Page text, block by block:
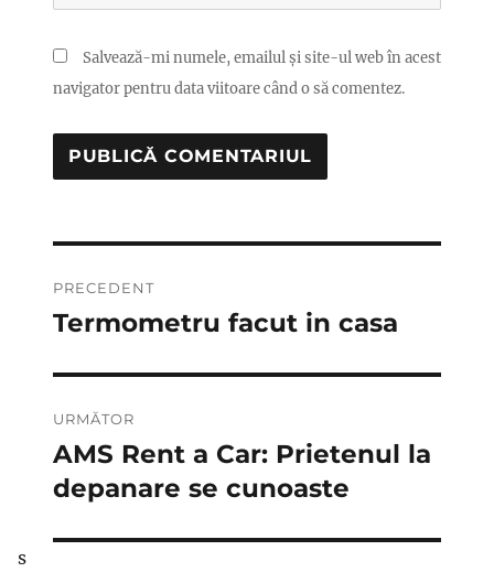
Salvează-mi numele, emailul și site-ul web în acest
navigator pentru data viitoare când o să comentez.
în
PRECEDENT
Articolul
Termometru facut in casa
URMĂTOR
Articolul
următor:
AMS Rent a Car: Prietenul la
depanare se cunoaste
s